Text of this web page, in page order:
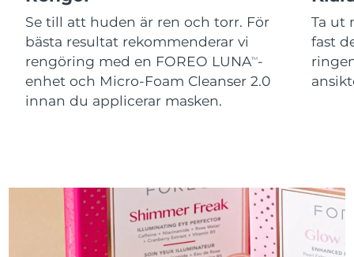
Se till att huden är ren och torr. För
bästa resultat rekommenderar vi
rengöring med en FOREO LUNATM-
enhet och Micro-Foam Cleanser 2.0
innan du applicerar masken.
Ta ut
fast